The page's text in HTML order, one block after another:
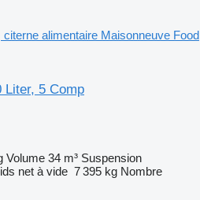
citerne alimentaire Maisonneuve Food
Liter, 5 Comp
Volume 34 m³ Suspension
net à vide 7 395 kg Nombre